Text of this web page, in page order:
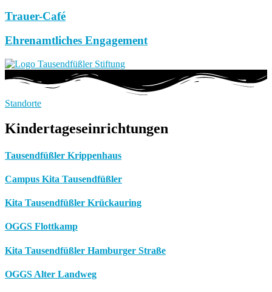
Trauer-Café
Ehrenamtliches Engagement
Standorte
Kindertageseinrichtungen
Tausendfüßler Krippenhaus
Campus Kita Tausendfüßler
Kita Tausendfüßler Krückauring
OGGS Flottkamp
Kita Tausendfüßler Hamburger Straße
OGGS Alter Landweg